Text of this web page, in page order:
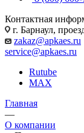
Контактная
г. Барнаул,
zakaz@apkaes.ru
service@apkaes.ru
Rutube
MAX
Главная
—
О компании